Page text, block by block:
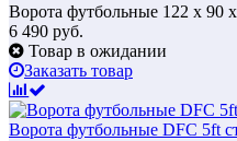
Ворота футбольные 122 х 90
6 490 руб.
Товар в ожидании
Заказать товар
Ворота футбольные DFC 5ft